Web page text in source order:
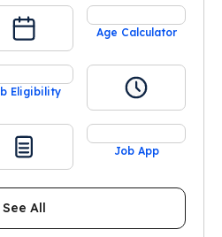
Age Calculator
Eligibility
Job App
See All